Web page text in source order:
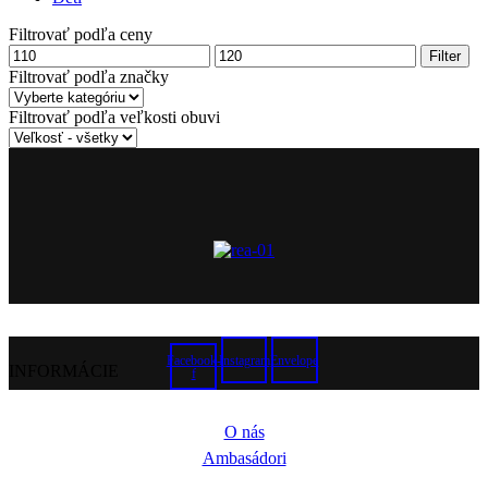
Filtrovať podľa ceny
Minimálna
cena
Maximálna
cena
Filter
Filtrovať podľa značky
Filtrovať podľa veľkosti obuvi
Facebook-
f
InstagramEnvelope
O nás
Ambasádori